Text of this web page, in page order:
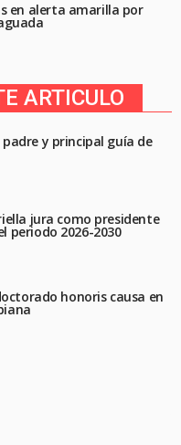
en alerta amarilla por
ARTICULO
padre y principal guía de
jura como presidente
periodo 2026-2030
honoris causa en